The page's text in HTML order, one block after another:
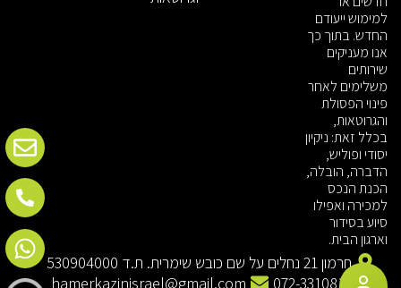
למימוש ייעודם
החדש. בתוך כך
אנו מעניקים
שירותים
משלימים לאחר
פינוי הפסולת
והגרוטאות,
בכלל זאת: ניקיון
יסודי ופוליש,
הדברה, הובלה,
הכנת הנכס
למכירה ואפילו
סיוע בסידור
וארגון הבית.
חרמון 21 נחלים על שם כובש שימרית. ת.ד 530904000
072-3310813
hamerkazinisrael@gmail.com